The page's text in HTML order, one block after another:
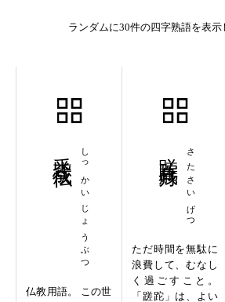
ランダムに30件の四字熟語を表示
しっかいじょうぶつ
仏教用語。 この世
さたさいげつ
ただ時間を無駄に
浪費して、むなし
く過ごすこと。
「蹉跎」は、よい